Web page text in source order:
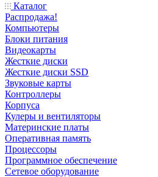
Каталог
Распродажа!
Компьютеры
Блоки питания
Видеокарты
Жесткие диски
Жесткие диски SSD
Звуковые карты
Контроллеры
Корпуса
Кулеры и вентиляторы
Материнские платы
Оперативная память
Процессоры
Программное обеспечение
Сетевое оборудование